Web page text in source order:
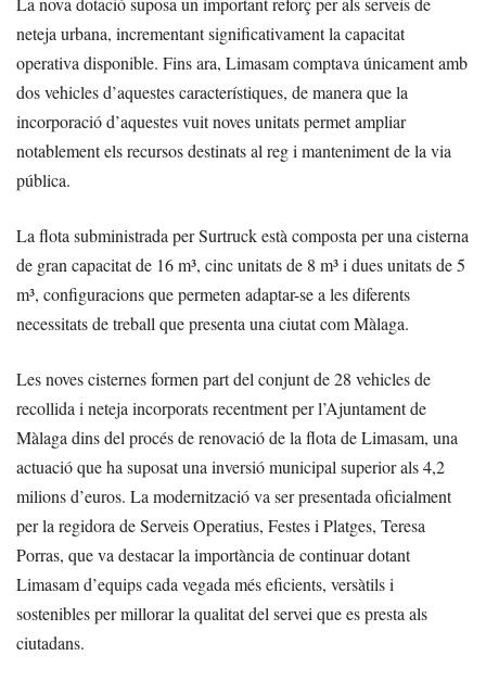
neteja urbana, incrementant significativament la capacitat
operativa disponible. Fins ara, Limasam comptava únicament amb
dos vehicles d’aquestes característiques, de manera que la
incorporació d’aquestes vuit noves unitats permet ampliar
notablement els recursos destinats al reg i manteniment de la via
pública.
La flota subministrada per Surtruck està composta per una cisterna
de gran capacitat de 16 m³, cinc unitats de 8 m³ i dues unitats de 5
m³, configuracions que permeten adaptar-se a les diferents
necessitats de treball que presenta una ciutat com Màlaga.
Les noves cisternes formen part del conjunt de 28 vehicles de
recollida i neteja incorporats recentment per l’Ajuntament de
Màlaga dins del procés de renovació de la flota de Limasam, una
actuació que ha suposat una inversió municipal superior als 4,2
milions d’euros. La modernització va ser presentada oficialment
per la regidora de Serveis Operatius, Festes i Platges, Teresa
Porras, que va destacar la importància de continuar dotant
Limasam d’equips cada vegada més eficients, versàtils i
sostenibles per millorar la qualitat del servei que es presta als
ciutadans.